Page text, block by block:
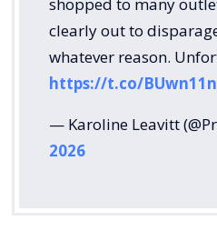
clearly out to
whatever reason.
https://t.co/
— Karoline Leavitt
2026